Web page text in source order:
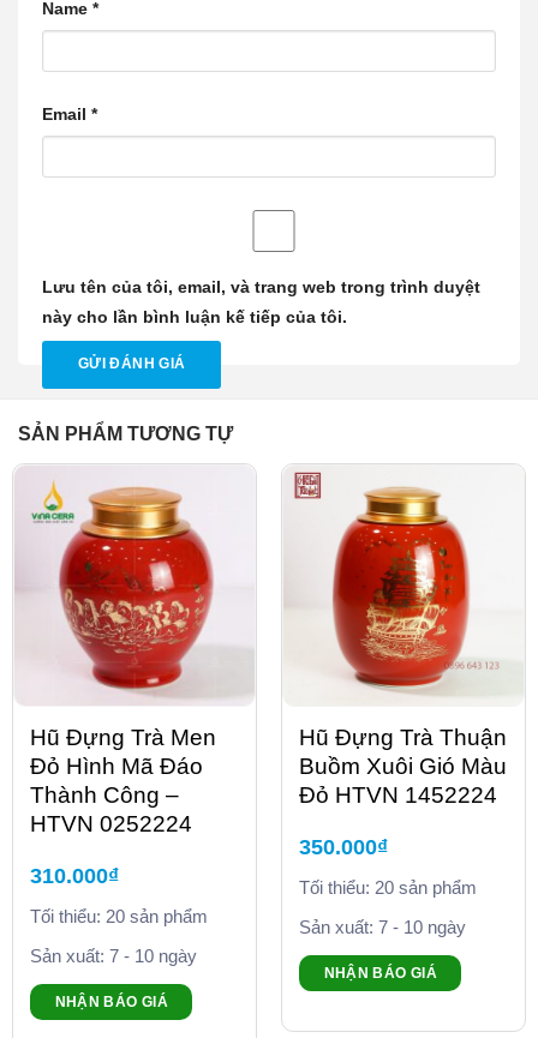
Name *
Email *
Lưu tên của tôi, email, và trang web trong trình duyệt
này cho lần bình luận kế tiếp của tôi.
SẢN PHẨM TƯƠNG TỰ
Hũ Đựng Trà Men
Đỏ Hình Mã Đáo
Thành Công –
HTVN 0252224
310.000₫
Tối thiểu: 20 sản phẩm
Sản xuất: 7 - 10 ngày
NHẬN BÁO GIÁ
Hũ Đựng Trà Thuận
Buồm Xuôi Gió Màu
Đỏ HTVN 1452224
350.000₫
Tối thiểu: 20 sản phẩm
Sản xuất: 7 - 10 ngày
NHẬN BÁO GIÁ